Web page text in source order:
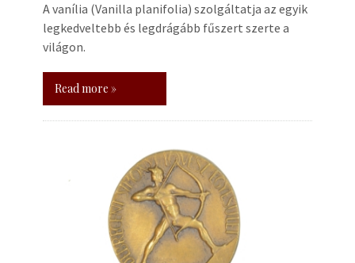
A vanília (Vanilla planifolia) szolgáltatja az egyik
legkedveltebb és legdrágább fűszert szerte a
világon.
Read more »